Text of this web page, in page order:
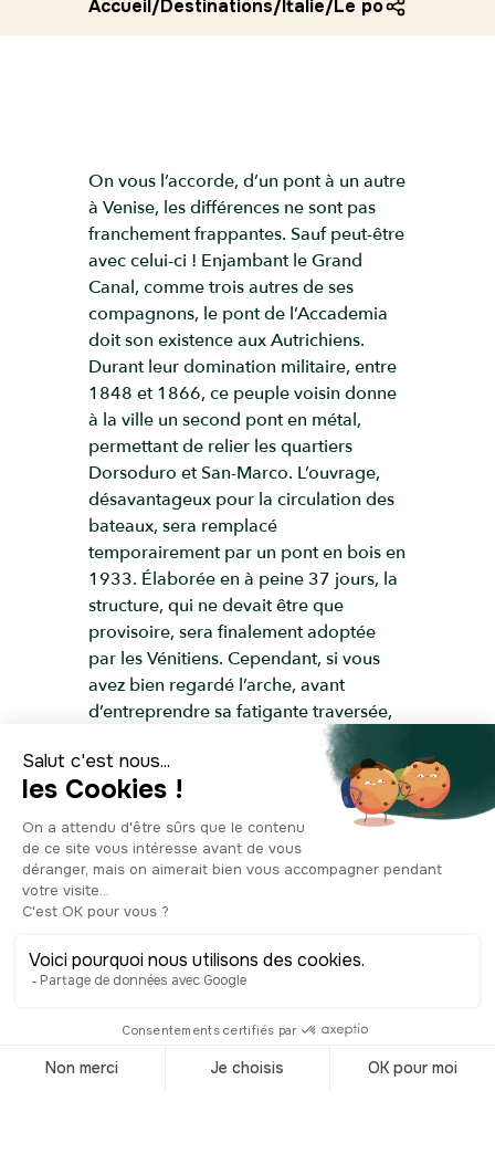
Accueil/Destinations/Italie/Le pont de l
On vous l’accorde, d’un pont à un autre
à Venise, les différences ne sont pas
franchement frappantes. Sauf peut-être
avec celui-ci ! Enjambant le Grand
Canal, comme trois autres de ses
compagnons, le pont de l’Accademia
doit son existence aux Autrichiens.
Durant leur domination militaire, entre
1848 et 1866, ce peuple voisin donne
à la ville un second pont en métal,
permettant de relier les quartiers
Dorsoduro et San-Marco. L’ouvrage,
désavantageux pour la circulation des
bateaux, sera remplacé
temporairement par un pont en bois en
1933. Élaborée en à peine 37 jours, la
structure, qui ne devait être que
provisoire, sera finalement adoptée
par les Vénitiens. Cependant, si vous
avez bien regardé l’arche, avant
d’entreprendre sa fatigante traversée,
vous avez pu remarquer qu'un autre
matériau accompagne le bois.
Montrant des signes de faiblesse et de
corrosion, nécessitant un entretien
régulier et coûteux, certains éléments
d’origine ont été remplacés au profit
de pièces métalliques, plus résistantes
dans le temps. Aujourd’hui, le pont de
l’Accademia est l’un des plus
empruntés de Venise. Les amoureux y
souvenir de leur romance. Alors que les
photographes, pendant ce temps, en